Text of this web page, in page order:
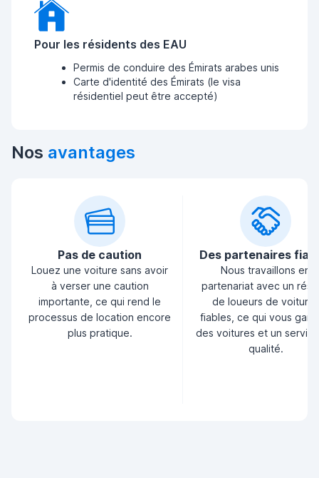
Pour les résidents des EAU
Permis de conduire des Émirats arabes unis
Carte d'identité des Émirats (le visa
résidentiel peut être accepté)
Nos avantages
Pas de caution
Louez une voiture sans avoir
à verser une caution
importante, ce qui rend le
processus de location encore
plus pratique.
Des partenaires
Nous travaillons en
partenariat avec un
de loueurs de voitures
fiables, ce qui vous
des voitures et un
qualité.